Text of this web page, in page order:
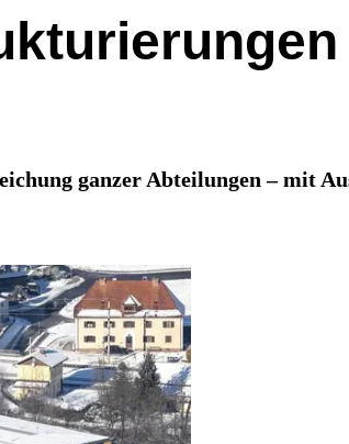
ganzer Abteilungen – mit